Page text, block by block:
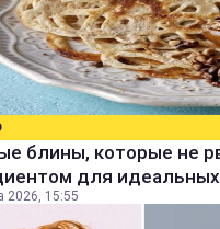
блины, которые не
для
2026, 15:55